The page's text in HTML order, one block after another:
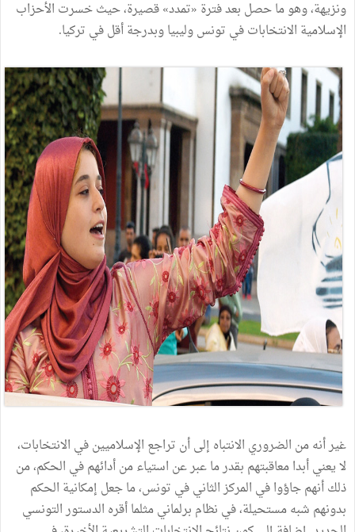
ونزيهة، وهو ما حصل بعد فترة «تمدد» قصيرة، حيث خسرت الأحزاب
الإسلامية الانتخابات في تونس وليبيا وبدرجة أقل في تركيا.
غير أنه من الضروري الانتباه إلى أن تراجع الإسلاميين في الانتخابات،
لا يعني أبدا معاقبتهم بقدر ما عبر عن استياء من أدائهم في الحكم، من
ذلك أنهم جاؤوا في المركز الثاني في تونس، ما جعل إمكانية الحكم
بدونهم شبه مستحيلة، في نظام برلماني مثلما أقره الدستور التونسي